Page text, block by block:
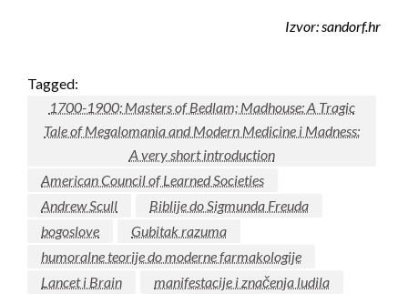
Izvor: sandorf.hr
Tagged:
1700-1900; Masters of Bedlam; Madhouse: A Tragic
Tale of Megalomania and Modern Medicine i Madness:
A very short introduction
American Council of Learned Societies
Andrew Scull
Biblije do Sigmunda Freuda
bogoslove
Gubitak razuma
humoralne teorije do moderne farmakologije
Lancet i Brain
manifestacije i značenja ludila